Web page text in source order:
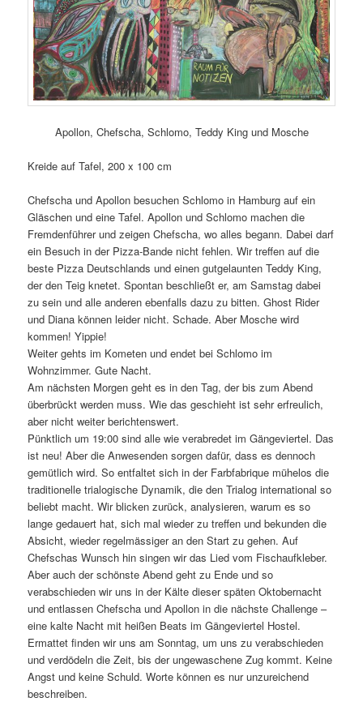
Apollon, Chefscha, Schlomo, Teddy King und Mosche
Kreide auf Tafel, 200 x 100 cm
Chefscha und Apollon besuchen Schlomo in Hamburg auf ein
Gläschen und eine Tafel. Apollon und Schlomo machen die
Fremdenführer und zeigen Chefscha, wo alles begann. Dabei darf
ein Besuch in der Pizza-Bande nicht fehlen. Wir treffen auf die
beste Pizza Deutschlands und einen gutgelaunten Teddy King,
der den Teig knetet. Spontan beschließt er, am Samstag dabei
zu sein und alle anderen ebenfalls dazu zu bitten. Ghost Rider
und Diana können leider nicht. Schade. Aber Mosche wird
kommen! Yippie!
Weiter gehts im Kometen und endet bei Schlomo im
Wohnzimmer. Gute Nacht.
Am nächsten Morgen geht es in den Tag, der bis zum Abend
überbrückt werden muss. Wie das geschieht ist sehr erfreulich,
aber nicht weiter berichtenswert.
Pünktlich um 19:00 sind alle wie verabredet im Gängeviertel. Das
ist neu! Aber die Anwesenden sorgen dafür, dass es dennoch
gemütlich wird. So entfaltet sich in der Farbfabrique mühelos die
traditionelle trialogische Dynamik, die den Trialog international so
beliebt macht. Wir blicken zurück, analysieren, warum es so
lange gedauert hat, sich mal wieder zu treffen und bekunden die
Absicht, wieder regelmässiger an den Start zu gehen. Auf
Chefschas Wunsch hin singen wir das Lied vom Fischaufkleber.
Aber auch der schönste Abend geht zu Ende und so
verabschieden wir uns in der Kälte dieser späten Oktobernacht
und entlassen Chefscha und Apollon in die nächste Challenge –
eine kalte Nacht mit heißen Beats im Gängeviertel Hostel.
Ermattet finden wir uns am Sonntag, um uns zu verabschieden
und verdödeln die Zeit, bis der ungewaschene Zug kommt. Keine
Angst und keine Schuld. Worte können es nur unzureichend
beschreiben.